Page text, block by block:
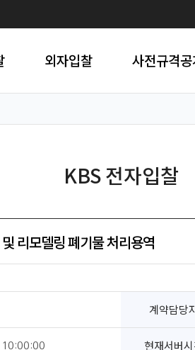
외자입찰 사전규격공
KBS 전자입찰
리모델링 폐기물 처리용역
계약담당
현재서버